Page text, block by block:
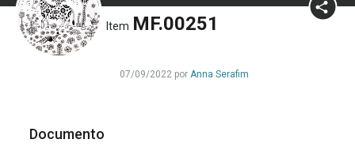
Item MF.00251
07/09/2022 por Anna Serafim
Documento